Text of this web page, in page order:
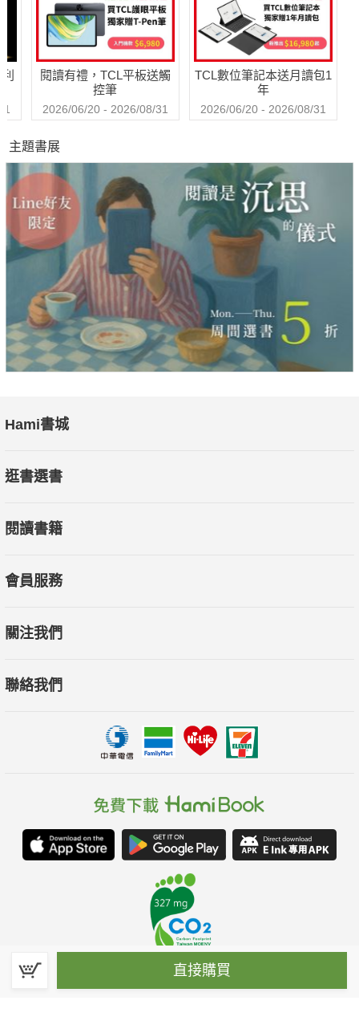
人生！
閱讀有禮，TCL平板送觸
控筆
2026/06/20 - 2026/08/31
TCL數位筆記本送月讀包1
年
2026/06/20 - 2026/08/31
直接購買
主題書展
Hami書城
逛書選書
閱讀書籍
會員服務
關注我們
聯絡我們